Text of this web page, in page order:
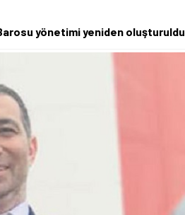
Barosu yönetimi yeniden oluşturuldu